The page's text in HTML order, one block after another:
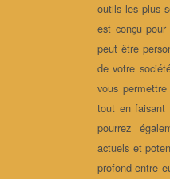
outils les plus
est conçu pour
peut être
de votre
vous
tout en faisant
pourrez
actuels et
profond entre